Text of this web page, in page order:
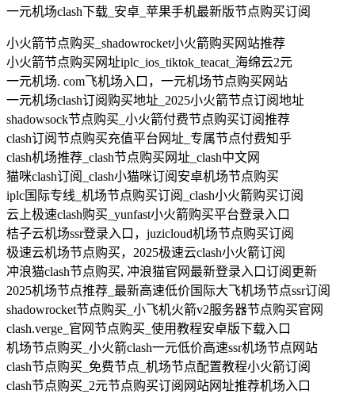
一元机场clash下载_安卓_苹果手机最新版节点购买订阅
小火箭节点购买_shadowrocket小火箭购买网站推荐
小火箭节点购买网址iplc_ios_tiktok_teacat_海绵云2元
一元机场. com飞机场入口，一元机场节点购买网站
一元机场clash订阅购买地址_2025小火箭节点订阅地址
shadowsock节点购买_小火箭付费节点购买订阅推荐
clash订阅节点购买充值平台网址_专属节点付费知乎
clash机场推荐_clash节点购买网址_clash中文网
猫咪clash订阅_clash小猫咪订阅安卓机场节点购买
iplc国际专线_机场节点购买订阅_clash小火箭购买订阅
云上极速clash购买_yunfast小火箭购买平台登录入口
桔子云机场ssr登录入口，juzicloud机场节点购买订阅
极速云机场节点购买，2025极速云clash小火箭订阅
冲浪猫clash节点购买, 冲浪猫官网最新登录入口订阅更新
2025机场节点推荐_最新高速低价国际大飞机场节点ssr订阅
shadowrocket节点购买_小飞机火箭v2服务器节点购买官网
clash.verge_官网节点购买_使用教程安卓版下载入口
机场节点购买_小火箭clash一元低价高速ssr机场节点网站
clash节点购买_免费节点_机场节点配置教程小火箭订阅
clash节点购买_2元节点购买订阅网站网址推荐机场入口